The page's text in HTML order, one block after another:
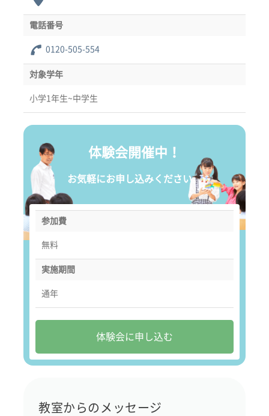
電話番号
0120-505-554
対象学年
小学1年生~中学生
体験会開催中！
お気軽にお申し込みください。
参加費
無料
実施期間
通年
体験会に申し込む
教室からのメッセージ